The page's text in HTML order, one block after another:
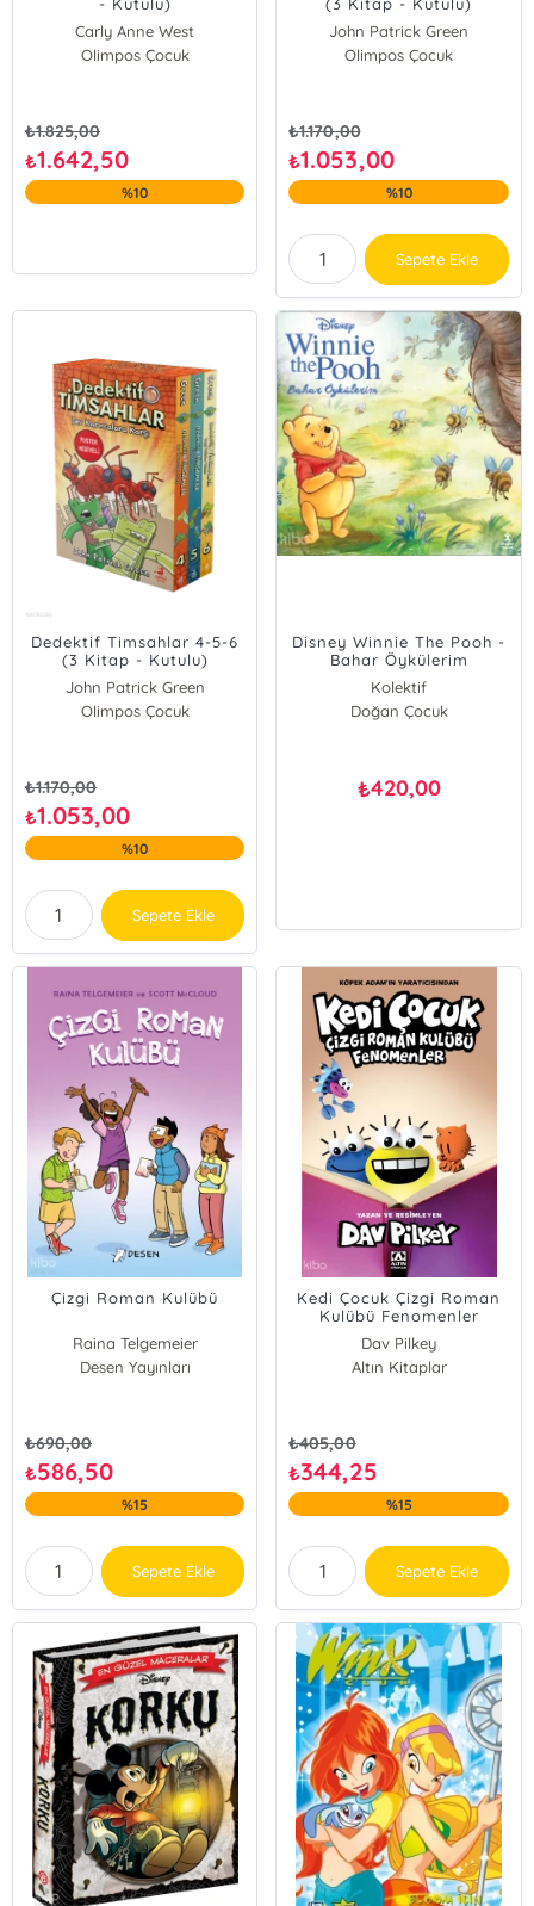
Carly Anne West
Olimpos Çocuk
₺1.825,00
₺1.642,50
%10
John Patrick Green
Olimpos Çocuk
₺1.170,00
₺1.053,00
%10
Sepete Ekle
Dedektif Timsahlar 4-5-6
(3 Kitap - Kutulu)
John Patrick Green
Olimpos Çocuk
₺1.170,00
₺1.053,00
%10
Sepete Ekle
Disney Winnie The Pooh -
Bahar Öykülerim
Kolektif
Doğan Çocuk
₺420,00
Çizgi Roman Kulübü
Raina Telgemeier
Scott McCloud
Desen Yayınları
₺690,00
₺586,50
%15
Sepete Ekle
Kedi Çocuk Çizgi Roman
Kulübü Fenomenler
Dav Pilkey
Altın Kitaplar
₺405,00
₺344,25
%15
Sepete Ekle